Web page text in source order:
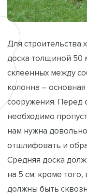
Для строительства
доска толщиной 50
склеенных между
колонна –
сооружения. Перед
необходимо
нам нужна
отшлифовать и
Средняя доска
на 5 см; кроме
должны быть